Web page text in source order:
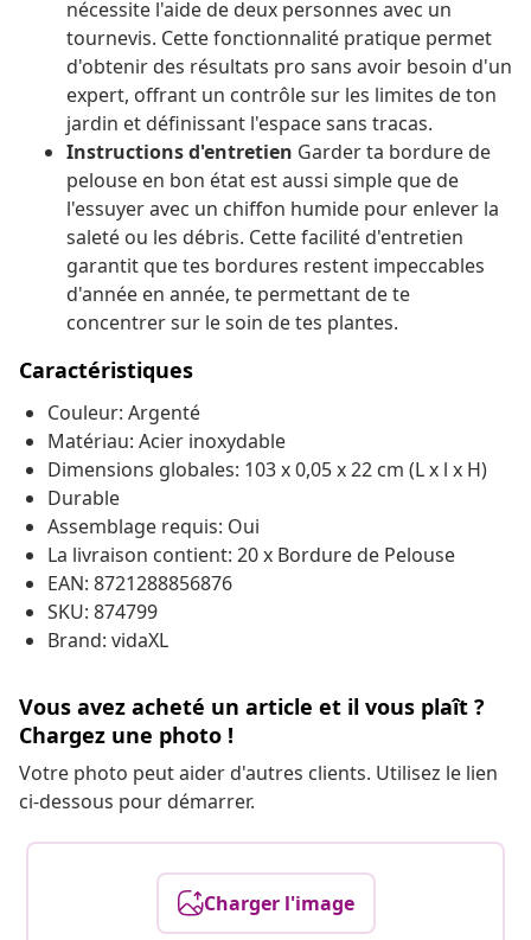
nécessite l'aide de deux personnes avec un
tournevis. Cette fonctionnalité pratique permet
d'obtenir des résultats pro sans avoir besoin d'un
expert, offrant un contrôle sur les limites de ton
jardin et définissant l'espace sans tracas.
Instructions d'entretien Garder ta bordure de
pelouse en bon état est aussi simple que de
l'essuyer avec un chiffon humide pour enlever la
saleté ou les débris. Cette facilité d'entretien
garantit que tes bordures restent impeccables
d'année en année, te permettant de te
concentrer sur le soin de tes plantes.
Caractéristiques
Couleur: Argenté
Matériau: Acier inoxydable
Dimensions globales: 103 x 0,05 x 22 cm (L x l x H)
Durable
Assemblage requis: Oui
La livraison contient: 20 x Bordure de Pelouse
EAN: 8721288856876
SKU: 874799
Brand: vidaXL
Vous avez acheté un article et il vous plaît ?
Chargez une photo !
Votre photo peut aider d'autres clients. Utilisez le lien
ci-dessous pour démarrer.
Charger l'image